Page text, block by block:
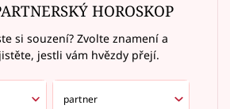
HOROSKOP
si souzení? Zvolte znamení a
jestli vám hvězdy přejí.